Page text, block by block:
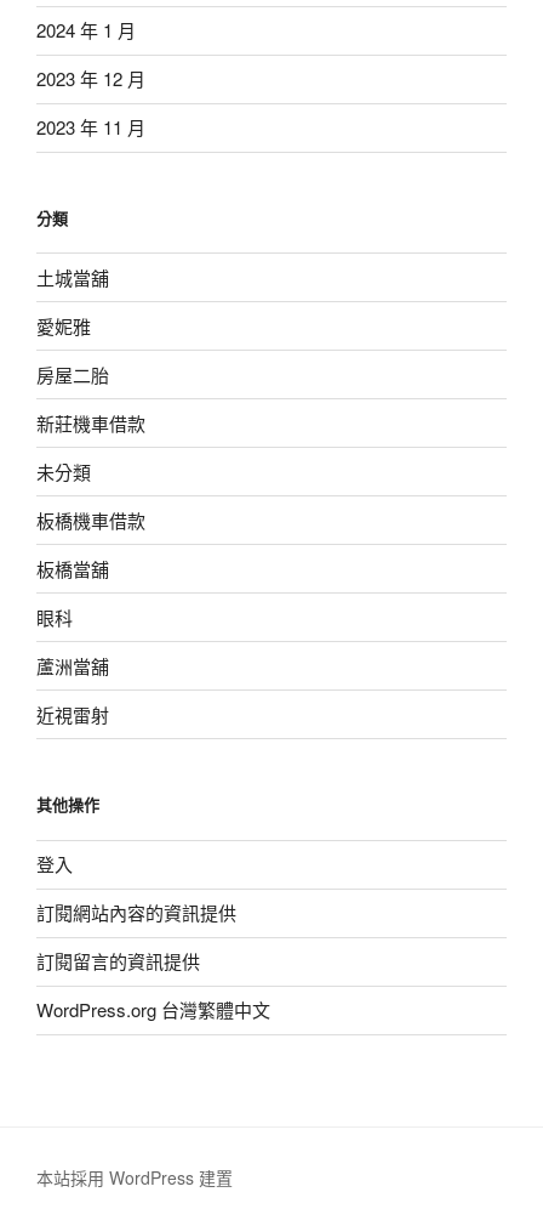
2024 年 1 月
2023 年 12 月
2023 年 11 月
分類
土城當舖
愛妮雅
房屋二胎
新莊機車借款
未分類
板橋機車借款
板橋當舖
眼科
蘆洲當舖
近視雷射
其他操作
登入
訂閱網站內容的資訊提供
訂閱留言的資訊提供
WordPress.org 台灣繁體中文
本站採用 WordPress 建置